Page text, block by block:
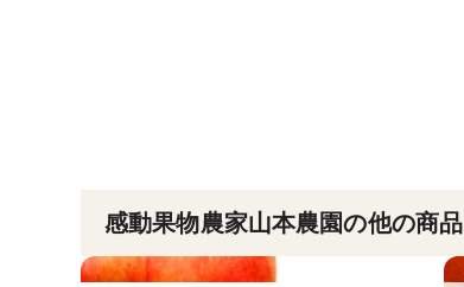
感動果物農家山本農園の他の商品